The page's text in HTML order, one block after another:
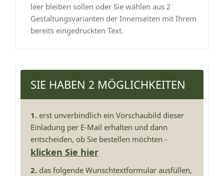
leer bleiben sollen oder Sie wählen aus 2
Gestaltungsvarianten der Innenseiten mit Ihrem
bereits eingedruckten Text.
SIE HABEN 2 MÖGLICHKEITEN
1. erst unverbindlich ein Vorschaubild dieser
Einladung per E-Mail erhalten und dann
entscheiden, ob Sie bestellen möchten -
klicken Sie hier
2. das folgende Wunschtextformular ausfüllen,